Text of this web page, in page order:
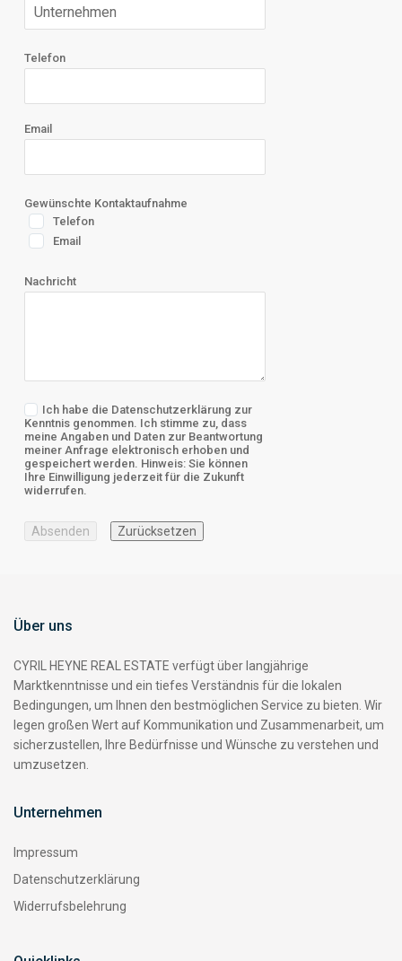
Telefon
Email
Gewünschte Kontaktaufnahme
Telefon
Email
Nachricht
Ich habe die Datenschutzerklärung zur
Kenntnis genommen. Ich stimme zu, dass
meine Angaben und Daten zur Beantwortung
meiner Anfrage elektronisch erhoben und
gespeichert werden. Hinweis: Sie können
Ihre Einwilligung jederzeit für die Zukunft
widerrufen.
Absenden Zurücksetzen
Über uns
CYRIL HEYNE REAL ESTATE verfügt über langjährige
Marktkenntnisse und ein tiefes Verständnis für die lokalen
Bedingungen, um Ihnen den bestmöglichen Service zu bieten. Wir
legen großen Wert auf Kommunikation und Zusammenarbeit, um
sicherzustellen, Ihre Bedürfnisse und Wünsche zu verstehen und
umzusetzen.
Unternehmen
Impressum
Datenschutzerklärung
Widerrufsbelehrung